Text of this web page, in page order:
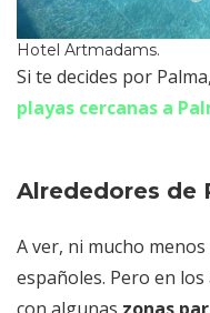
Hotel Artmadams.
Si te decides por
playas cercanas a
Alrededores de
A ver, ni mucho
españoles. Pero en